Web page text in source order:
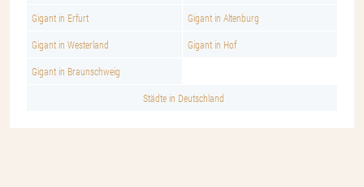
Gigant in Erfurt Gigant in Altenburg
Gigant in Westerland Gigant in Hof
Gigant in Braunschweig
Städte in Deutschland